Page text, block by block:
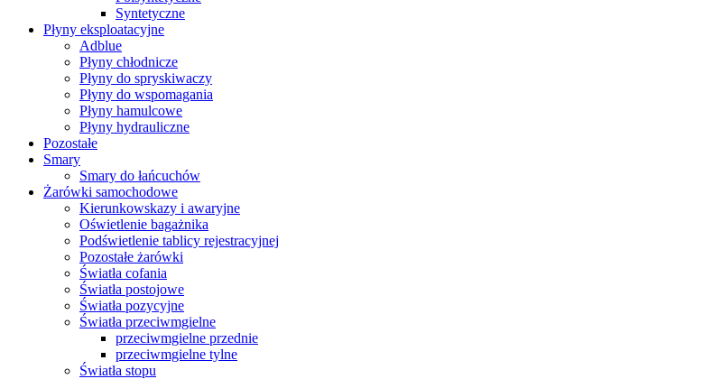
Syntetyczne
Płyny eksploatacyjne
Adblue
Płyny chłodnicze
Płyny do spryskiwaczy
Płyny do wspomagania
Płyny hamulcowe
Płyny hydrauliczne
Pozostałe
Smary
Smary do łańcuchów
Żarówki samochodowe
Kierunkowskazy i awaryjne
Oświetlenie bagażnika
Podświetlenie tablicy rejestracyjnej
Pozostałe żarówki
Światła cofania
Światła postojowe
Światła pozycyjne
Światła przeciwmgielne
przeciwmgielne przednie
przeciwmgielne tylne
Światła stopu